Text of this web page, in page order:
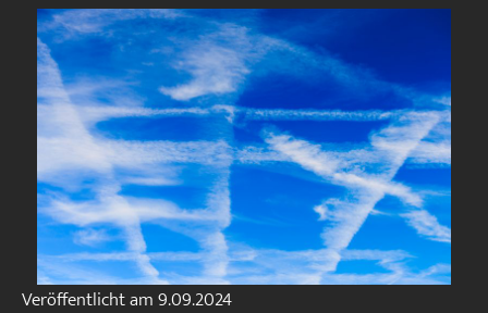
Veröffentlicht am9.09.2024